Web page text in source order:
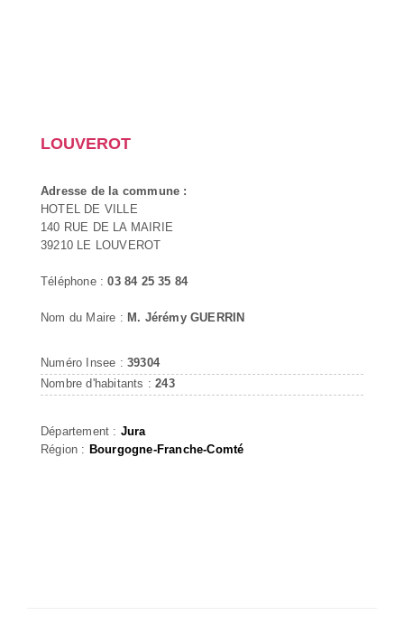
LOUVEROT
Adresse de la commune :
HOTEL DE VILLE
140 RUE DE LA MAIRIE
39210 LE LOUVEROT
Téléphone :03 84 25 35 84
Nom du Maire : M. Jérémy GUERRIN
Numéro Insee : 39304
Nombre d'habitants :243
Département : Jura
Région : Bourgogne-Franche-Comté